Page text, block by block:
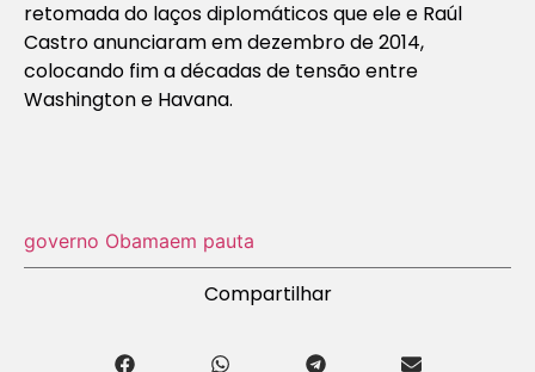
retomada do laços diplomáticos que ele e Raúl
Castro anunciaram em dezembro de 2014,
colocando fim a décadas de tensão entre
Washington e Havana.
governo Obamaem pauta
Compartilhar